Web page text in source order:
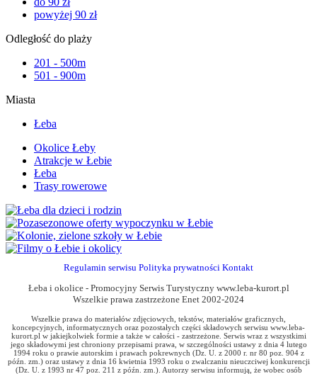
powyżej 90 zł
Odległość do plaży
201 - 500m
501 - 900m
Miasta
Łeba
Okolice Łeby
Atrakcje w Łebie
Łeba
Trasy rowerowe
Regulamin serwisu Polityka prywatności Kontakt
Łeba i okolice - Promocyjny Serwis Turystyczny www.leba-kurort.pl
Wszelkie prawa zastrzeżone Enet 2002-2024
Wszelkie prawa do materiałów zdjęciowych, tekstów, materiałów graficznych,
koncepcyjnych, informatycznych oraz pozostałych części składowych serwisu www.leba-
kurort.pl w jakiejkolwiek formie a także w całości - zastrzeżone. Serwis wraz z wszystkimi
jego składowymi jest chroniony przepisami prawa, w szczególności ustawy z dnia 4 lutego
1994 roku o prawie autorskim i prawach pokrewnych (Dz. U. z 2000 r. nr 80 poz. 904 z
późn. zm.) oraz ustawy z dnia 16 kwietnia 1993 roku o zwalczaniu nieuczciwej konkurencji
(Dz. U. z 1993 nr 47 poz. 211 z późn. zm.). Autorzy serwisu informują, że wobec osób